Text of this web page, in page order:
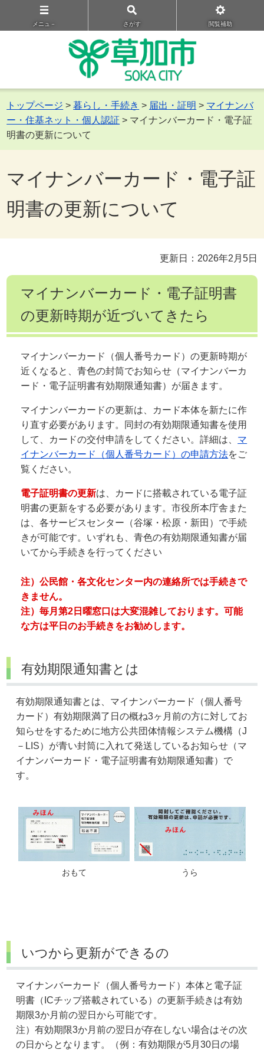
メニュ－ さがす 閲覧補助
トップページ >暮らし・手続き > 届出・証明 > マイナンバ
ー・住基ネット・個人認証 > マイナンバーカード・電子証
明書の更新について
マイナンバーカード・電子証
明書の更新について
更新日：2026年2月5日
マイナンバーカード・電子証明書
の更新時期が近づいてきたら
マイナンバーカード（個人番号カード）の更新時期が
近くなると、青色の封筒でお知らせ（マイナンバーカ
ード・電子証明書有効期限通知書）が届きます。
マイナンバーカードの更新は、カード本体を新たに作
り直す必要があります。同封の有効期限通知書を使用
して、カードの交付申請をしてください。詳細は、 マ
イナンバーカード（個人番号カード）の申請方法をご
覧ください。
電子証明書の更新は、カードに搭載されている電子証
明書の更新をする必要があります。市役所本庁舎また
は、各サービスセンター（谷塚・松原・新田）で手続
きが可能です。いずれも、青色の有効期限通知書が届
いてから手続きを行ってください
注）公民館・各文化センター内の連絡所では手続きで
きません。
注）毎月第2日曜窓口は大変混雑しております。可能
な方は平日のお手続きをお勧めします。
有効期限通知書とは
有効期限通知書とは、マイナンバーカード（個人番号
カード）有効期限満了日の概ね3ヶ月前の方に対してお
知らせをするために地方公共団体情報システム機構（J
－LIS）が青い封筒に入れて発送しているお知らせ（マ
イナンバーカード・電子証明書有効期限通知書）で
す。
おもて うら
いつから更新ができるの
マイナンバーカード（個人番号カード）本体と電子証
明書（ICチップ搭載されている）の更新手続きは有効
期限3か月前の翌日から可能です。
注）有効期限3か月前の翌日が存在しない場合はその次
の日からとなります。（例：有効期限が5月30日の場